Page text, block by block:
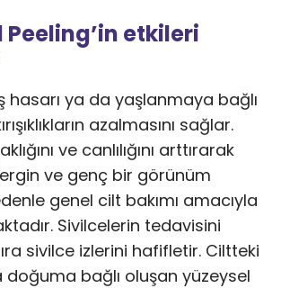
etkileri
hasarı ya da yaşlanmaya bağlı
azalmasını sağlar.
ve canlılığını arttırarak
ve genç bir görünüm
genel cilt bakımı amacıyla
Sivilcelerin tedavisini
sivilce izlerini hafifletir. Ciltteki
bağlı oluşan yüzeysel